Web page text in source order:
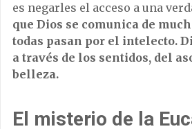
es negarles el acceso a una
que Dios se comunica de
todas pasan por el intelecto.
a través de los sentidos, del
belleza.
El misterio de la